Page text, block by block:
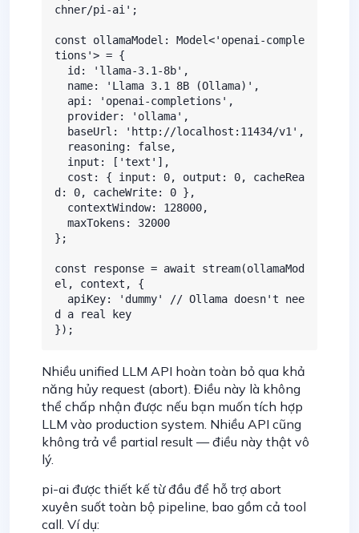
chner/pi-ai';
const ollamaModel: Model<'openai-comple
tions'> = {
d: 0, cacheWrite: 0 },
};
const response = await stream(ollamaMod
el, context, {
d a real key
});
Nhiều unified LLM API hoàn toàn bỏ qua khả
năng hủy request (abort). Điều này là không
thể chấp nhận được nếu bạn muốn tích hợp
LLM vào production system. Nhiều API cũng
không trả về partial result — điều này thật vô
lý.
pi-ai được thiết kế từ đầu để hỗ trợ abort
xuyên suốt toàn bộ pipeline, bao gồm cả tool
call. Ví dụ: